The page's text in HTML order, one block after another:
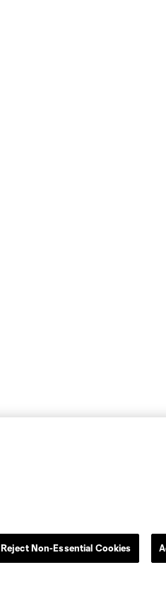
Reject Non-Essential Cookies